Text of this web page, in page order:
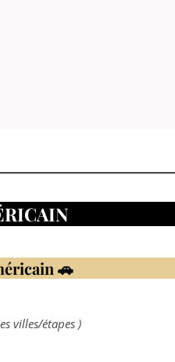
🚗
villes/étapes )